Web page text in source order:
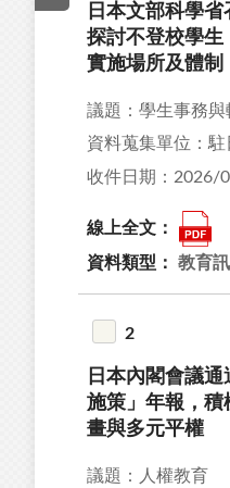
日本文部科學
探討不登校學生
實施場所及體制
議題：學生事務與
資料蒐集單位：
收件日期：2026/
線上全文：
資料類型： 教育
2
日本內閣會議
施策」年報，積
畫與多元平權
議題：人權教育